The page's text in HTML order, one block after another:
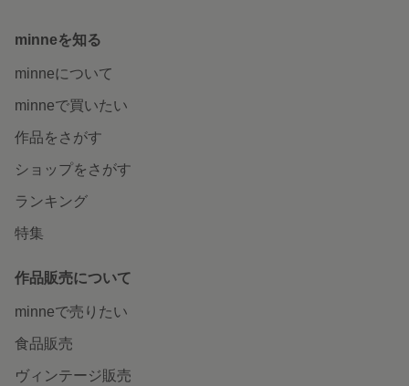
minneを知る
minneについて
minneで買いたい
作品をさがす
ショップをさがす
ランキング
特集
作品販売について
minneで売りたい
食品販売
ヴィンテージ販売